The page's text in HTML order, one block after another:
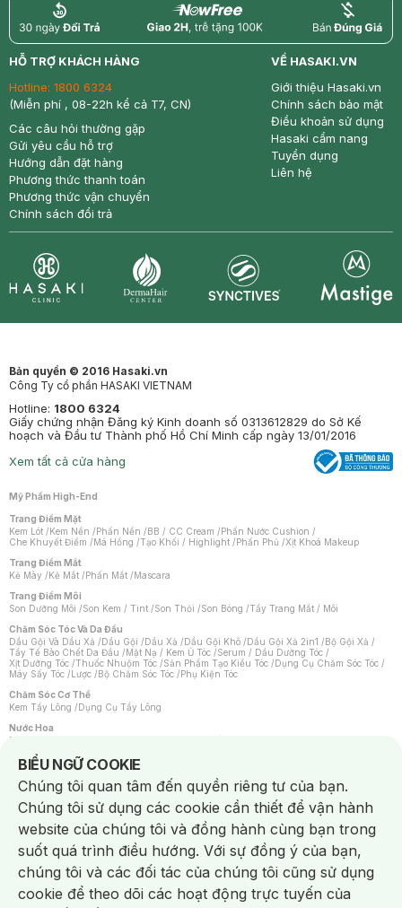
return nowfree price
HỖ TRỢ KHÁCH HÀNG
Hotline: 1800 6324
(Miễn phí , 08-22h kể cả T7, CN)
Các câu hỏi thường gặp
Gửi yêu cầu hỗ trợ
Hướng dẫn đặt hàng
Phương thức thanh toán
Phương thức vận chuyển
Chính sách đổi trả
VỀ HASAKI.VN
Giới thiệu Hasaki.vn
Chính sách bảo mật
Điều khoản sử dụng
Hasaki cẩm nang
Tuyển dụng
Liên hệ
Bản quyền © 2016 Hasaki.vn
Công Ty cổ phần HASAKI VIETNAM
Hotline: 1800 6324
Giấy chứng nhận Đăng ký Kinh doanh số 0313612829 do Sở Kế
hoạch và Đầu tư Thành phố Hồ Chí Minh cấp ngày 13/01/2016
Xem tất cả cửa hàng
Mỹ Phẩm High-End
Trang Điểm Mặt
Kem Lót /Kem Nền /Phấn Nền /BB / CC Cream /Phấn Nước Cushion /
Che Khuyết Điểm /Má Hồng /Tạo Khối / Highlight /Phấn Phủ /Xịt Khoá Makeup
Trang Điểm Mắt
Kẻ Mày /Kẻ Mắt /Phấn Mắt /Mascara
Trang Điểm Môi
Son Dưỡng Môi /Son Kem / Tint /Son Thỏi /Son Bóng /Tẩy Trang Mắt / Môi
Chăm Sóc Tóc Và Da Đầu
Dầu Gội Và Dầu Xả /Dầu Gội /Dầu Xả /Dầu Gội Khô /Dầu Gội Xả 2in1 /Bộ Gội Xả /
Tẩy Tế Bào Chết Da Đầu /Mặt Nạ / Kem Ủ Tóc /Serum / Dầu Dưỡng Tóc /
Xịt Dưỡng Tóc /Thuốc Nhuộm Tóc /Sản Phẩm Tạo Kiểu Tóc /Dụng Cụ Chăm Sóc Tóc /
Máy Sấy Tóc /Lược /Bộ Chăm Sóc Tóc /Phụ Kiện Tóc
Chăm Sóc Cơ Thể
Kem Tẩy Lông /Dụng Cụ Tẩy Lông
Nước Hoa
Nước Hoa Nữ
Chăm Sóc Cá Nhân
Chống Muỗi /Khẩu Trang /Máy Massage/Mặt Nạ Xông Hơi /Nước Rửa Tay/
Sản Phẩm Chăm Sóc Khác /Bàn Chải Đánh Răng /Bàn Chải Điện/
Hỗ Trợ Trắng Răng/Kem Đánh Răng /Máy Tăm Nước/ Nước Súc Miệng/
Tăm / Chỉ Nha Khoa/ Xịt Thơm Miệng / Dung Dịch Vệ Sinh/Dưỡng Vùng Kín/
Khăn Ướt Vệ Sinh Vùng Kín/Băng Vệ Sinh/Tampon/Bọt Cạo Râu /Dao Cạo Râu/
Máy Cạo Râu
Vấn Đề Về Da
Da Dầu / Lỗ Chân Lông To/ Da Khô / Mất Nước/ Da Lão Hóa/ Da Mụn/
Da Nhạy Cảm / Kích Ứng
Da Xỉn Màu Thâm / Nám / Tàn Nhang
Quầng Thâm & Bọng Mắt /Sẹo /Viêm Da Cơ Địa
BIỂU NGỮ COOKIE
Notice about cookies usage
Chúng tôi quan tâm đến quyền riêng tư của bạn.
Chúng tôi sử dụng các cookie cần thiết để vận hành
website của chúng tôi và đồng hành cùng bạn trong
suốt quá trình điều hướng. Với sự đồng ý của bạn,
chúng tôi và các đối tác của chúng tôi cũng sử dụng
cookie để theo dõi các hoạt động trực tuyến của